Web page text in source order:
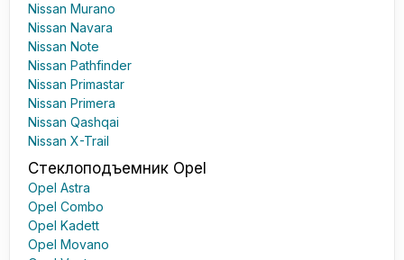
Nissan Murano
Nissan Navara
Nissan Note
Nissan Pathfinder
Nissan Primastar
Nissan Primera
Nissan Qashqai
Nissan X-Trail
Стеклоподъемник Opel
Opel Astra
Opel Combo
Opel Kadett
Opel Movano